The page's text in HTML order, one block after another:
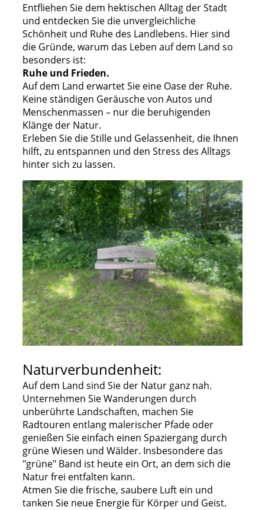
Entfliehen Sie dem hektischen Alltag der Stadt
und entdecken Sie die unvergleichliche
Schönheit und Ruhe des Landlebens. Hier sind
die Gründe, warum das Leben auf dem Land so
besonders ist:
Ruhe und Frieden.
Auf dem Land erwartet Sie eine Oase der Ruhe.
Keine ständigen Geräusche von Autos und
Menschenmassen – nur die beruhigenden
Klänge der Natur.
Erleben Sie die Stille und Gelassenheit, die Ihnen
hilft, zu entspannen und den Stress des Alltags
hinter sich zu lassen.
Naturverbundenheit:
Auf dem Land sind Sie der Natur ganz nah.
Unternehmen Sie Wanderungen durch
unberührte Landschaften, machen Sie
Radtouren entlang malerischer Pfade oder
genießen Sie einfach einen Spaziergang durch
grüne Wiesen und Wälder. Insbesondere das
"grüne" Band ist heute ein Ort, an dem sich die
Natur frei entfalten kann.
Atmen Sie die frische, saubere Luft ein und
tanken Sie neue Energie für Körper und Geist.